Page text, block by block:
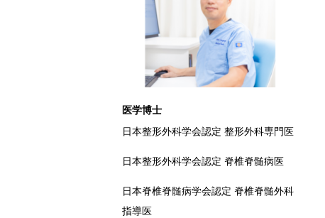
医学博士
日本整形外科学会認定 整形外科専門医
日本整形外科学会認定 脊椎脊髄病医
日本脊椎脊髄病学会認定 脊椎脊髄外科
指導医